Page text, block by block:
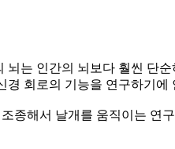
는 인간의 뇌보다 훨씬 단
경 회로의 기능을 연구하기에
종해서 날개를 움직이는